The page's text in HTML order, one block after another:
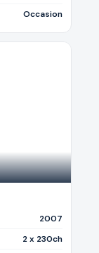
Occasion
2007
2 x 230ch